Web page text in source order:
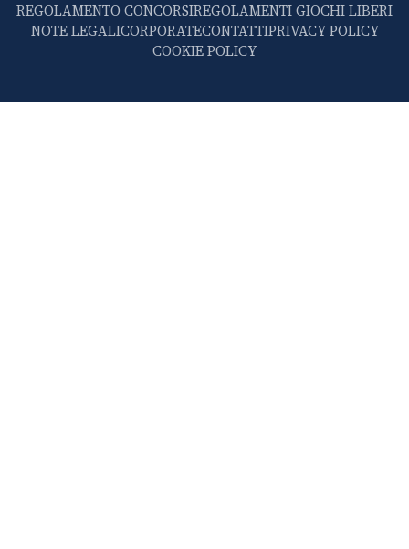
REGOLAMENTO CONCORSIREGOLAMENTI GIOCHI LIBERI
NOTE LEGALICORPORATECONTATTIPRIVACY POLICY
COOKIE POLICY